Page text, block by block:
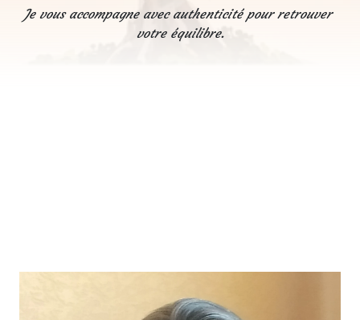
Je vous accompagne avec authenticité pour retrouver
votre équilibre.